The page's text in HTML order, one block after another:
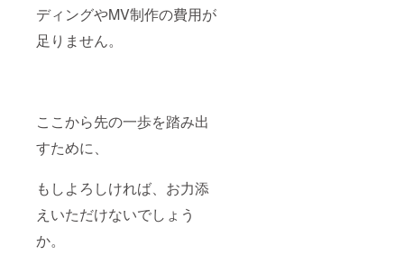
ディングやMV制作の費用が
足りません。
ここから先の一歩を踏み出
すために、
もしよろしければ、お力添
えいただけないでしょう
か。